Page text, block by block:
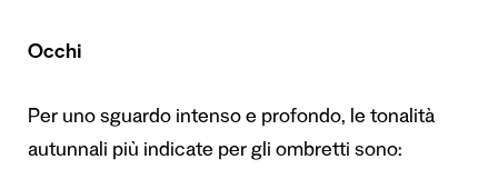
Occhi
Per uno sguardo intenso e profondo, le tonalità
autunnali più indicate per gli ombretti sono: